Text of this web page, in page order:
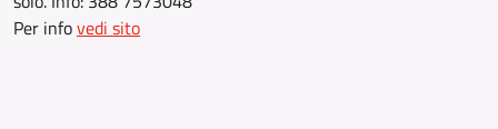
Per infovedi sito